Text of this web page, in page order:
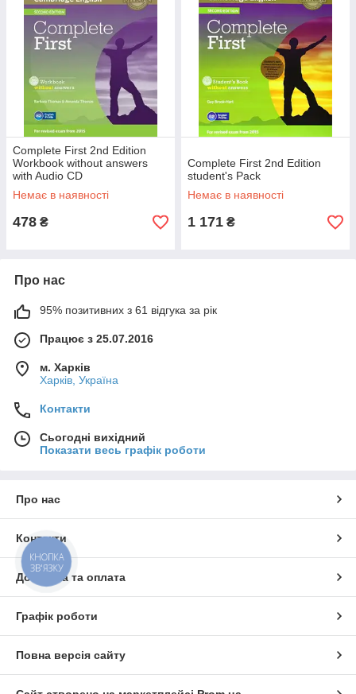
Complete First 2nd Edition
Workbook without answers
with Audio CD
Немає в наявності
478 ₴
Complete First 2nd Edition
student's Pack
Немає в наявності
1 171 ₴
Про нас
95% позитивних з 61 відгука за рік
Працює з 25.07.2016
м. Харків
Харків, Україна
Контакти
Сьогодні вихідний
Показати весь графік роботи
Про нас
Контакти
Доставка та оплата
Графік роботи
Повна версія сайту
КНОПКА
ЗВ'ЯЗКУ